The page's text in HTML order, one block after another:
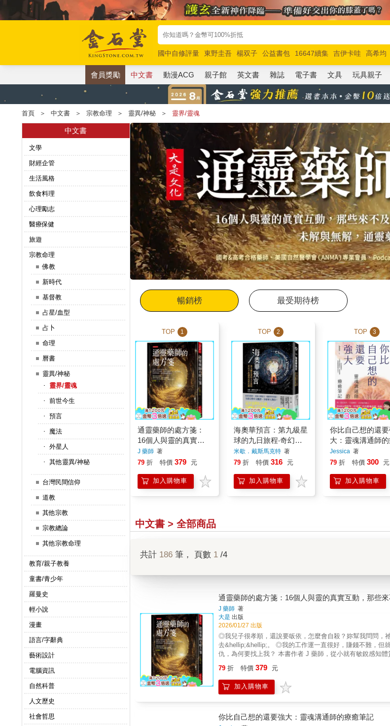
國中自修評量 東野圭吾 楊双子 公益書包 16647續集 吉伊卡哇 高希均
唯紅花綻放
奧德賽 路邊攤新作 馬斯克 玩具總動員5 超慢跑
會員獎勵 中文書 動漫ACG 親子館 英文書 雜誌 電子書 文具 玩具親子
首頁 ＞ 中文書 ＞ 宗教命理 ＞ 靈異/神秘 ＞ 靈界/靈魂
中文書
文學
財經企管
生活風格
飲食料理
心理勵志
醫療保健
旅遊
宗教命理
佛教
新時代
基督教
占星/血型
占卜
命理
曆書
靈異/神秘
靈界/靈魂
前世今生
預言
魔法
外星人
其他靈異/神秘
台灣民間信仰
道教
其他宗教
宗教總論
其他宗教命理
教育/親子教養
童書/青少年
羅曼史
輕小說
漫畫
語言/字辭典
藝術設計
電腦資訊
自然科普
人文歷史
社會哲思
暢銷榜 最受期待榜
TOP 1
通靈藥師的處方箋：
16個人與靈的真實互
動，那些來不及說的、
當時沒做的、至今想不
靈藥師給出處方
J 藥師著
79 折 特價 379 元
加入購物車
TOP 2
海奧華預言：第九級星
球的九日旅程‧奇幻不
思議的真實見聞
米歇．戴斯馬克特著
79 折 特價 316 元
加入購物車
TOP 3
你比自己想的還要
大：靈魂溝通師的
筆記
Jessica著
79 折 特價 300 元
加入購物車
中文書 > 全部商品
共計 186 筆， 頁數 1 /4
通靈藥師的處方箋：16個人與靈的真實互動，那些
J 藥師 著
大是 出版
2026/01/27 出版
◎我兒子很孝順，還說要皈依，怎麼會自殺？妳幫我問問，
去&hellip;&hellip;。 ◎我的工作運一直很好，賺錢不難，但
仇，為何要找上我？ 本書作者 J 藥師，從小就有敏銳感知體質， 只要接觸到較陰的地方或靈體，身體就會反胃或作嘔， 遇到較高振頻或所謂的
後，她取得國考和高考的藥師證照，並在藥局與診所累積實
國自然醫學會（ANMA）專業會員資格。 目前在生技醫療產業擔任顧問，還開了一間藥局， 個案與朋友都稱她為 J 藥師（英文名Justie的簡
稱）。 儘管目前從事的本業很「科學」， 但她體內具備的「靈魂探測器」卻沒有消失， 甚至能透過與某人的對話、照片感應，就能知道此人正在
我哥走後，我媽中風失能，照顧全落在我身上。 妳能感應到她還能活
79 折 特價 379 元
加入購物車
你比自己想的還要強大：靈魂溝通師的療癒筆記